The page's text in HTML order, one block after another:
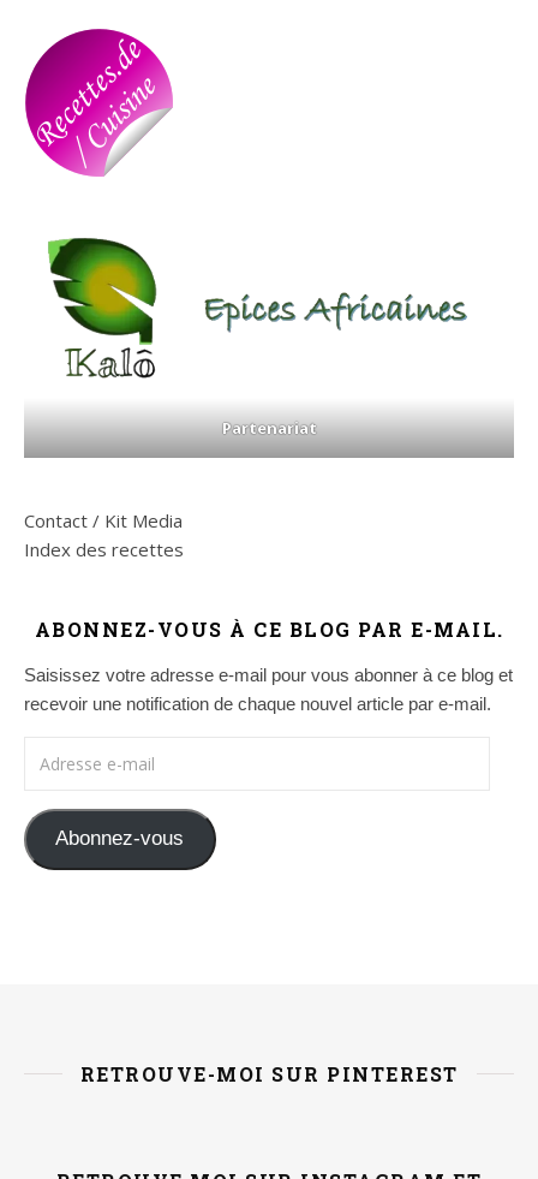
Partenariat
Contact / Kit Media
Index des recettes
ABONNEZ-VOUS À CE BLOG PAR E-MAIL.
Saisissez votre adresse e-mail pour vous abonner à ce blog et
recevoir une notification de chaque nouvel article par e-mail.
Abonnez-vous
RETROUVE-MOI SUR PINTEREST